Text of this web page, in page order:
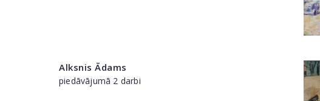
Alksnis Ādams
piedāvājumā 2 darbi